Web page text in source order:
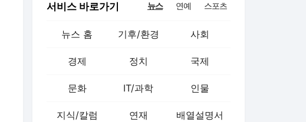
서비스 바로가기 뉴스 연예 스포츠
뉴스 홈 기후/환경 사회
경제 정치 국제
문화 IT/과학 인물
지식/칼럼 연재 배열설명서